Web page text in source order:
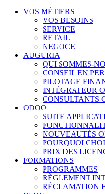
VOS MÉTIERS
VOS BESOINS
SERVICE
RETAIL
NEGOCE
AUGURIA
QUI SOMMES-
CONSEIL EN
PILOTAGE
INTÉGRATEUR
CONSULTANTS
ODOO
SUITE
NOUVEAUTÉS
POURQUOI
PRIX DES
FORMATIONS
PROGRAMMES
RÈGLEMENT
RÉCLAMATION